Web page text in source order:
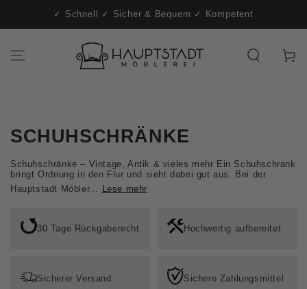
ZUM INHALT
SPRINGEN✓ Schnell ✓ Sicher & Bequem ✓ Kompetent
SCHUHSCHRÄNKE
Schuhschränke – Vintage, Antik & vieles mehr Ein Schuhschrank
bringt Ordnung in den Flur und sieht dabei gut aus. Bei der
Hauptstadt Möbler... Lese mehr
30 Tage Rückgaberecht Hochwertig aufbereitet
Sicherer Versand Sichere Zahlungsmittel